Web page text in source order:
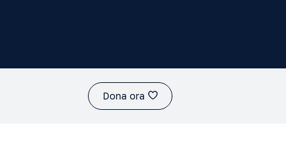
Dona ora